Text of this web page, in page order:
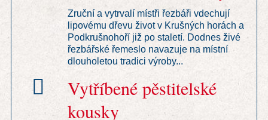
Zruční a vytrvalí místři řezbáři vdechují
lipovému dřevu život v Krušných horách a
Podkrušnohoří již po staletí. Dodnes živé
řezbářské řemeslo navazuje na místní
dlouholetou tradici výroby...
Vytříbené pěstitelské
kousky